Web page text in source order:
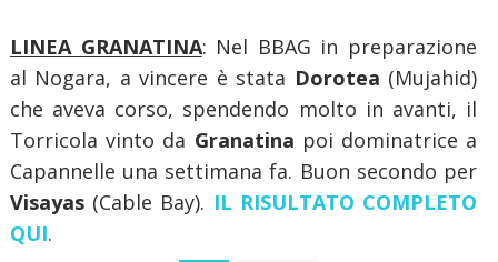
LINEA GRANATINA: Nel BBAG in preparazione
al Nogara, a vincere è stata Dorotea (Mujahid)
che aveva corso, spendendo molto in avanti, il
Torricola vinto da Granatina poi dominatrice a
Capannelle una settimana fa. Buon secondo per
Visayas(Cable Bay). IL RISULTATO COMPLETO
QUI.